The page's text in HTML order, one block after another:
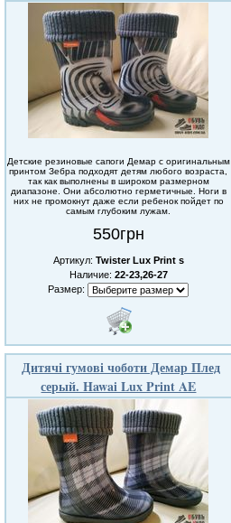
Детские резиновые сапоги Демар с оригинальным
принтом Зебра подходят детям любого возраста,
так как выполнены в широком размерном
диапазоне. Они абсолютно герметичные. Ноги в
них не промокнут даже если ребенок пойдет по
самым глубоким лужам.
550грн
Артикул: Twister Lux Print s
Наличие: 22-23,26-27
Размер:
Дитячі гумові чоботи Демар Плед
серый. Hawai Lux Print AE